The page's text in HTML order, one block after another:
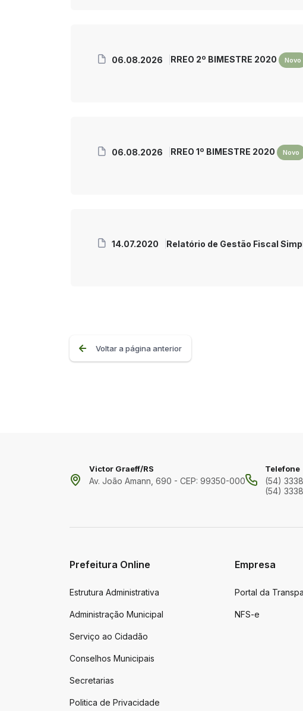
06.08.2026 RREO 2º BIMESTRE 2020 Novo
06.08.2026 RREO 1º BIMESTRE 2020 Novo
14.07.2020 Relatório de Gestão Fiscal
Voltar a página anterior
Victor Graeff/RS
Av. João Amann, 690 - CEP: 99350-000
Telefone
(54)
(54)
Prefeitura Online
Estrutura Administrativa
Administração Municipal
Serviço ao Cidadão
Conselhos Municipais
Secretarias
Politica de Privacidade
Empresa
Portal da
NFS-e